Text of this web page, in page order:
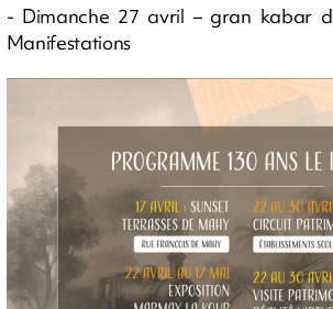
- Dimanche 27 avril – gran kabar
Manifestations